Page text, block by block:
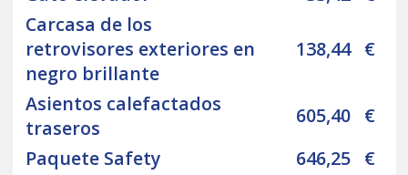
Carcasa de los
retrovisores exteriores en
negro brillante
138,44 €
Asientos calefactados
traseros
605,40 €
Paquete Safety
646,25 €